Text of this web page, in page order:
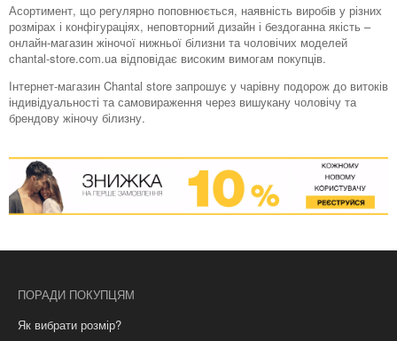
Асортимент, що регулярно поповнюється, наявність виробів у різних
розмірах і конфігураціях, неповторний дизайн і бездоганна якість –
онлайн-магазин жіночої нижньої білизни та чоловічих моделей
chantal-store.com.ua відповідає високим вимогам покупців.
Інтернет-магазин Chantal store запрошує у чарівну подорож до витоків
індивідуальності та самовираження через вишукану чоловічу та
брендову жіночу білизну.
ПОРАДИ ПОКУПЦЯМ
Як вибрати розмір?